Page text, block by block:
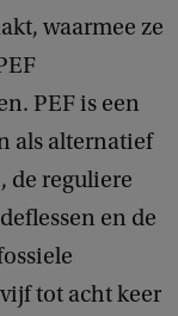
waarmee ze
PEF is een
als alternatief
de reguliere
en de
tot acht keer